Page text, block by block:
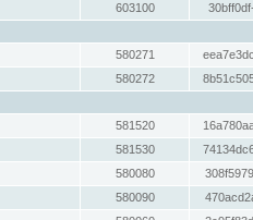
603100
580271
580272
581520
581530
580080
580090